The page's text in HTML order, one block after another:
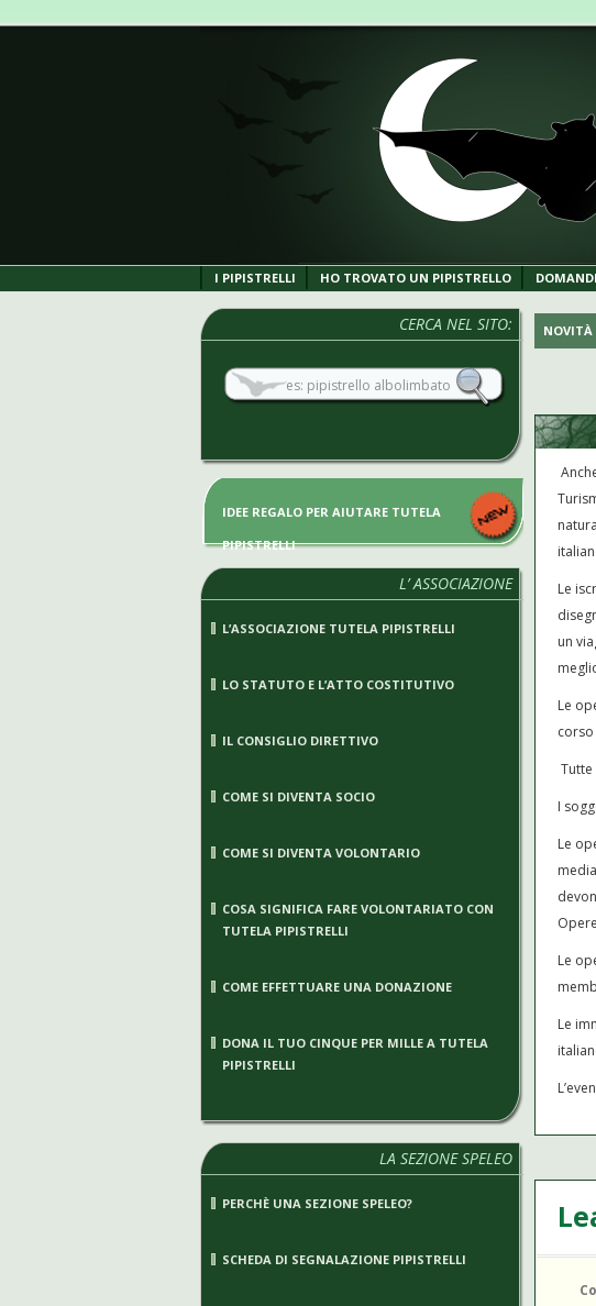
I PIPISTRELLI HO TROVATO UN PIPISTRELLO
CERCA NEL SITO:
IDEE REGALO PER AIUTARE TUTELA
PIPISTRELLI
L’ ASSOCIAZIONE
L’ASSOCIAZIONE TUTELA PIPISTRELLI
LO STATUTO E L’ATTO COSTITUTIVO
IL CONSIGLIO DIRETTIVO
COME SI DIVENTA SOCIO
COME SI DIVENTA VOLONTARIO
COSA SIGNIFICA FARE VOLONTARIATO CON
TUTELA PIPISTRELLI
COME EFFETTUARE UNA DONAZIONE
DONA IL TUO CINQUE PER MILLE A TUTELA
PIPISTRELLI
LA SEZIONE SPELEO
PERCHÈ UNA SEZIONE SPELEO?
SCHEDA DI SEGNALAZIONE PIPISTRELLI
NOVITÀ
Rossetti Egiziani, perchè
Le
un
Le
I
Le
Le
Le